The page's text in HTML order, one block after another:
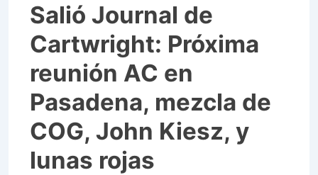
Salió Journal de
Cartwright: Próxima
reunión AC en
Pasadena, mezcla de
COG, John Kiesz, y
lunas rojas